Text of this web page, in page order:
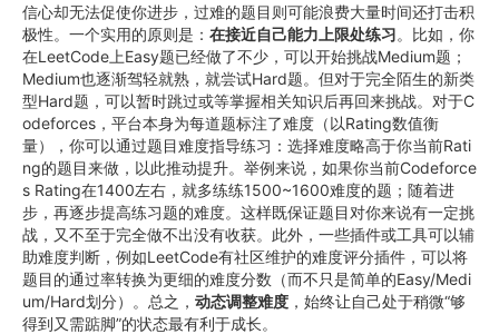
信心却无法促使你进步，过难的题目则可能浪费大量时间还打击积
极性。一个实用的原则是： 在接近自己能力上限处练习。比如，你
在LeetCode上Easy题已经做了不少，可以开始挑战Medium题；
Medium也逐渐驾轻就熟，就尝试Hard题。但对于完全陌生的新类
型Hard题，可以暂时跳过或等掌握相关知识后再回来挑战。对于C
odeforces，平台本身为每道题标注了难度（以Rating数值衡
量），你可以通过题目难度指导练习：选择难度略高于你当前Rati
ng的题目来做，以此推动提升。举例来说，如果你当前Codeforce
s Rating在1400左右，就多练练1500~1600难度的题；随着进
步，再逐步提高练习题的难度。这样既保证题目对你来说有一定挑
战，又不至于完全做不出没有收获。此外，一些插件或工具可以辅
助难度判断，例如LeetCode有社区维护的难度评分插件，可以将
题目的通过率转换为更细的难度分数（而不只是简单的Easy/Medi
um/Hard划分）。总之， 动态调整难度 ，始终让自己处于稍微“够
得到又需踮脚”的状态最有利于成长。